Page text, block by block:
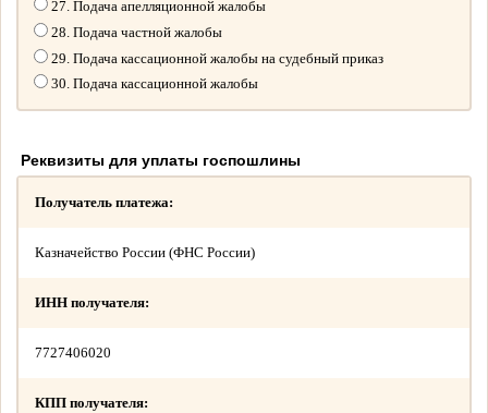
27. Подача апелляционной жалобы
28. Подача частной жалобы
29. Подача кассационной жалобы на судебный приказ
30. Подача кассационной жалобы
Реквизиты для уплаты госпошлины
Получатель платежа:
Казначейство России (ФНС России)
ИНН получателя:
7727406020
КПП получателя: